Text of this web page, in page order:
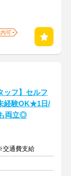
可
ッフ】セルフ
経験OK★1日/
両立◎
交通費支給